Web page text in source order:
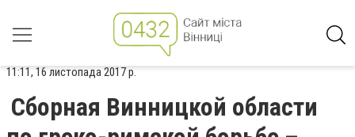
11:11, 16 листопада 2017 р.
Сборная Винницкой области